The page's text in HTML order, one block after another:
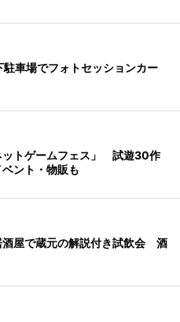
車場でフォトセッションカー
ットゲームフェス」 試遊30作
ント・物販も
酒屋で蔵元の解説付き試飲会 酒